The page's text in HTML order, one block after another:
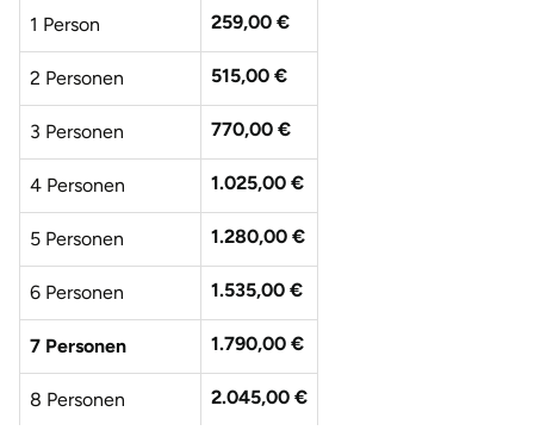
1 Person 259,00 €
2 Personen 515,00 €
3 Personen 770,00 €
4 Personen 1.025,00 €
5 Personen 1.280,00 €
6 Personen 1.535,00 €
7 Personen 1.790,00 €
8 Personen 2.045,00 €